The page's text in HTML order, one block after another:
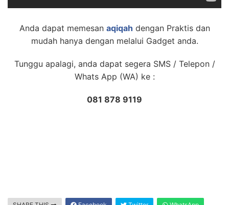
Anda dapat memesan aqiqah dengan Praktis dan
mudah hanya dengan melalui Gadget anda.
Tunggu apalagi, anda dapat segera SMS / Telepon /
Whats App (WA) ke :
081 878 9119